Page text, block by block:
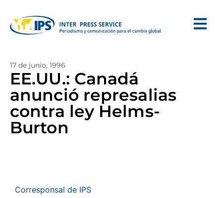
17 de junio, 1996
EE.UU.: Canadá
anunció represalias
contra ley Helms-
Burton
Corresponsal de IPS